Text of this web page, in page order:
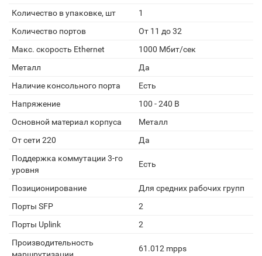
Количество в упаковке, шт
1
Количество портов
От 11 до 32
Макс. скорость Ethernet
1000 Мбит/сек
Металл
Да
Наличие консольного порта
Есть
Напряжение
100 - 240 В
Основной материал корпуса
Металл
От сети 220
Да
Поддержка коммутации 3-го
уровня
Есть
Позиционирование
Для средних рабочих групп
Порты SFP
2
Порты Uplink
2
Производительность
61.012 mpps